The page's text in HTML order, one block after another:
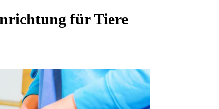
für Tiere